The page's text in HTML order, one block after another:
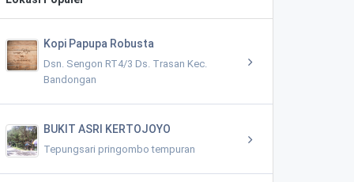
Kopi Papupa Robusta
Dsn. Sengon RT4/3 Ds. Trasan Kec.
Bandongan
BUKIT ASRI KERTOJOYO
Tepungsari pringombo tempuran